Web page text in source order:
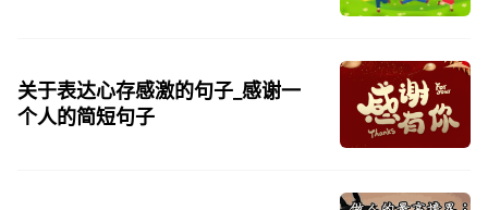
关于表达心存感激的句子_感谢一
个人的简短句子